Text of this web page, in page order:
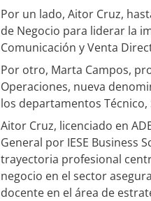
Por un lado, Aitor Cruz,
de Negocio para liderar la
Comunicación y Venta
Por otro, Marta Campos,
Operaciones, nueva
los departamentos Técnico,
Aitor Cruz, licenciado en
General por IESE Business
trayectoria profesional
negocio en el sector
docente en el área de